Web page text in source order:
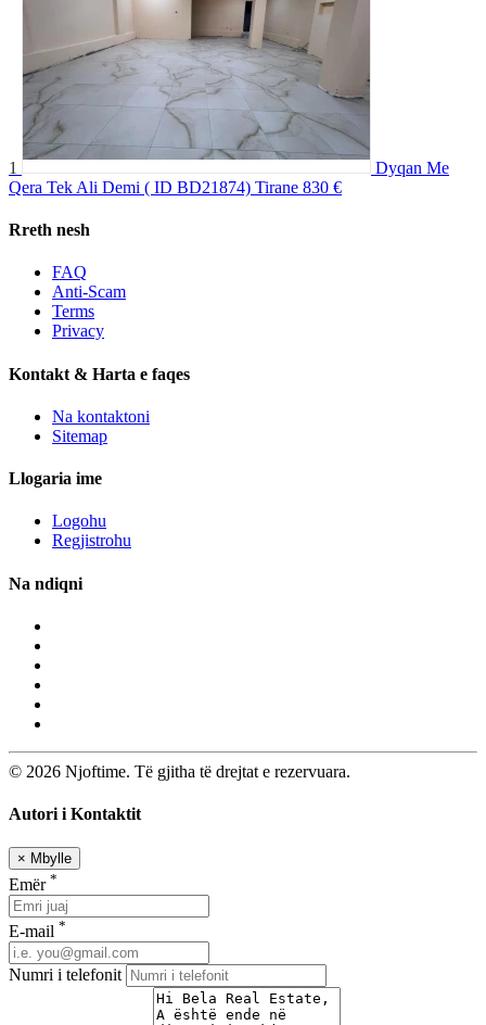
1
Dyqan Me
Qera Tek Ali Demi ( ID BD21874) Tirane 830 €
Rreth nesh
FAQ
Anti-Scam
Terms
Privacy
Kontakt & Harta e faqes
Na kontaktoni
Sitemap
Llogaria ime
Logohu
Regjistrohu
Na ndiqni
© 2026 Njoftime. Të gjitha të drejtat e rezervuara.
Autori i Kontaktit
× Mbylle
Emër *
E-mail *
Numri i telefonit